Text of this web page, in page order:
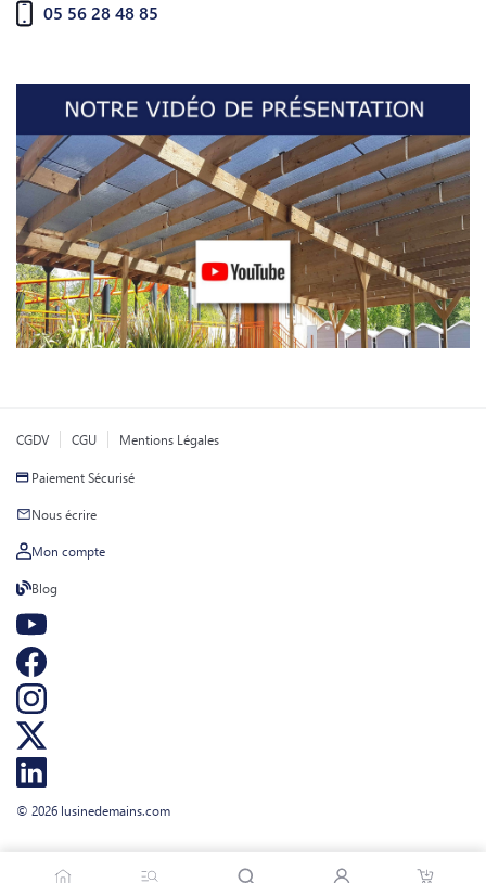
05 56 28 48 85
CGDV CGU Mentions Légales
Paiement Sécurisé
Nous écrire
Mon compte
Blog
© 2026 lusinedemains.com